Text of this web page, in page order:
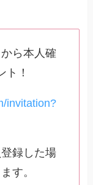
ら本人確
ト！
invitation?
録した場
す。